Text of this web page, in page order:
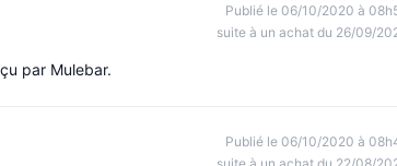
Publié le 06/10/2020 à
suite à un achat du 26/09/
par Mulebar.
Publié le 06/10/2020 à